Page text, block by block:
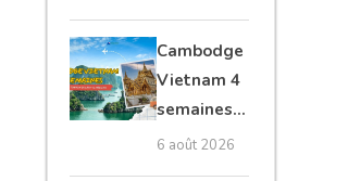
loop en
moto, Ninh
Binh, Lan
Cambodge
Vietnam 4
semaines :
Angkor,
6 août 2026